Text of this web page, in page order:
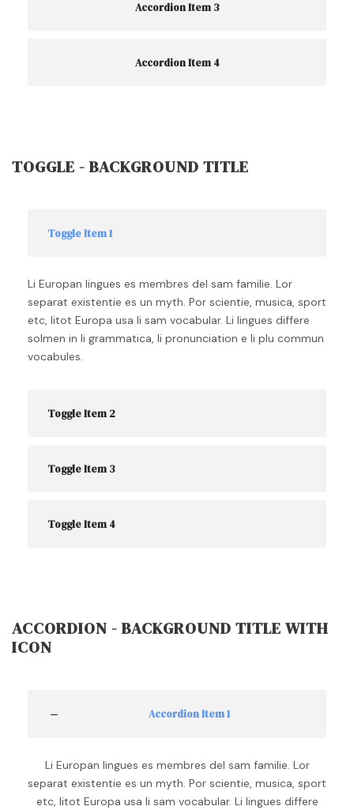
Accordion Item 3
Accordion Item 4
TOGGLE - BACKGROUND TITLE
Toggle Item 1
Li Europan lingues es membres del sam familie. Lor
separat existentie es un myth. Por scientie, musica, sport
etc, litot Europa usa li sam vocabular. Li lingues differe
solmen in li grammatica, li pronunciation e li plu commun
vocabules.
Toggle Item 2
Toggle Item 3
Toggle Item 4
ACCORDION - BACKGROUND TITLE WITH
ICON
Accordion Item 1
Li Europan lingues es membres del sam familie. Lor
separat existentie es un myth. Por scientie, musica, sport
etc, litot Europa usa li sam vocabular. Li lingues differe